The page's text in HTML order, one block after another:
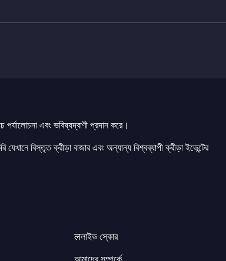
এবং ভবিষ্যদ্বাণী প্রদান করে।
যেখানে বিস্তৃত ক্রীড়া বাজার এবং অন্যান্য বিশ্বব্যাপী ক্রীড়া ইভেন্টের
लলাইভ স্কোর